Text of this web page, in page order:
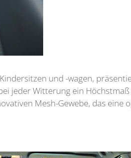
und -wagen,
jeder Witterung ein
Mesh-Gewebe, das